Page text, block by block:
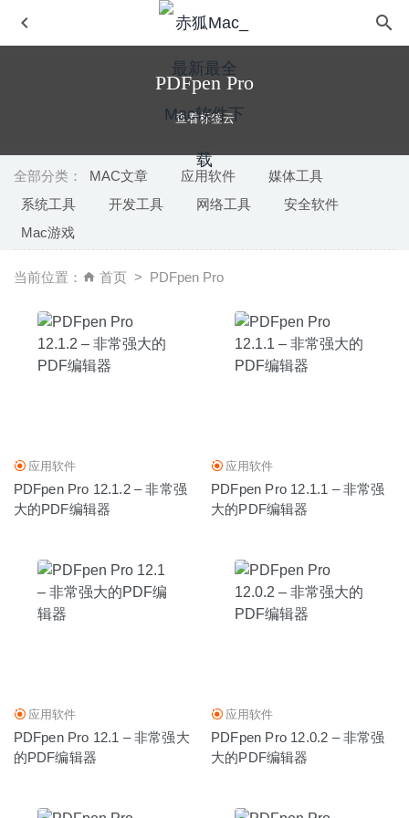
PDFpen Pro
查看标签云
全部分类： MAC文章 应用软件
媒体工具
系统工具
开发工具 网络工具
安全软件
Mac游戏
当前位置： 首页 PDFpen Pro
应用软件
PDFpen Pro 12.1.2 – 非常强
大的PDF编辑器
应用软件
PDFpen Pro 12.1.1 – 非常强
大的PDF编辑器
应用软件
PDFpen Pro 12.1 – 非常强大
的PDF编辑器
应用软件
PDFpen Pro 12.0.2 – 非常强
大的PDF编辑器
多开
2020-04-01
Sidify Apple Music Converter 1.5.2 – 优秀的iTunes音频格
FliFlik KleanOut for Photo 6.3.0 中文版-AI智能背景水印清
除工具 2024-11-01
Chaos Control 1.16.4 – GTD任务待办事项管理